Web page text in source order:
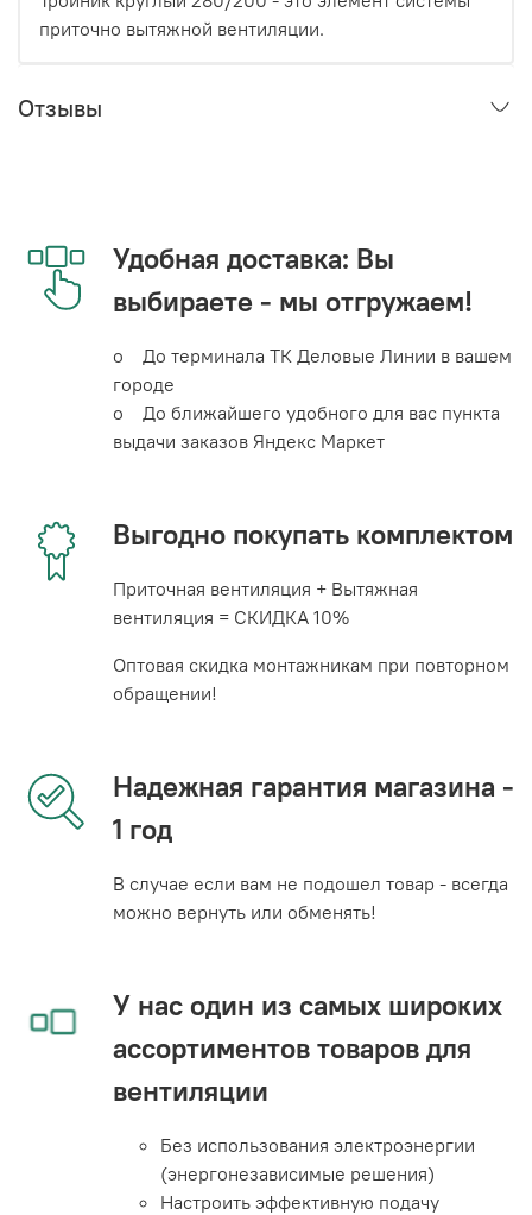
приточно вытяжной вентиляции.
Отзывы
Удобная доставка: Вы
выбираете - мы отгружаем!
o До терминала ТК Деловые Линии в вашем
городе
o До ближайшего удобного для вас пункта
выдачи заказов Яндекс Маркет
Выгодно покупать комплектом
Приточная вентиляция + Вытяжная
вентиляция = СКИДКА 10%
Оптовая скидка монтажникам при повторном
обращении!
Надежная гарантия магазина -
1 год
В случае если вам не подошел товар - всегда
можно вернуть или обменять!
У нас один из самых широких
ассортиментов товаров для
вентиляции
Без использования электроэнергии
(энергонезависимые решения)
Настроить эффективную подачу